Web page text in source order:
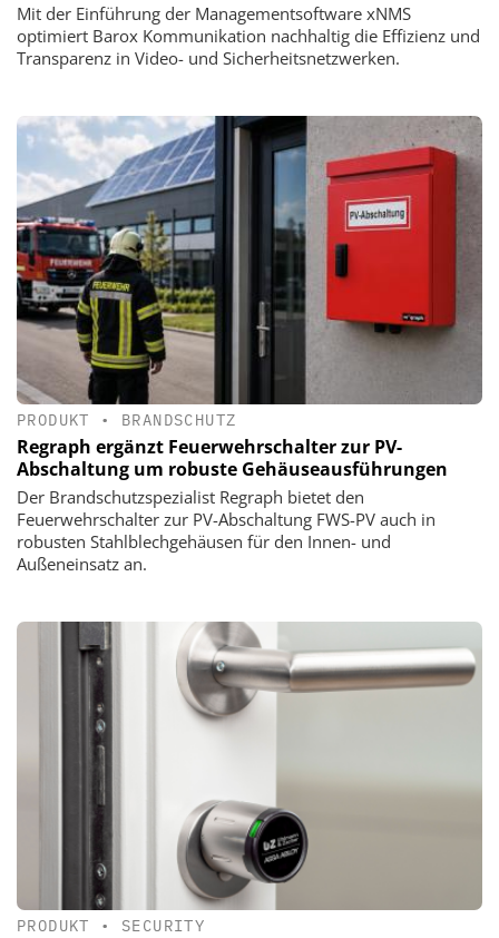
Mit der Einführung der Managementsoftware xNMS
optimiert Barox Kommunikation nachhaltig die Effizienz und
Transparenz in Video- und Sicherheitsnetzwerken.
PRODUKT • BRANDSCHUTZ
Regraph ergänzt Feuerwehrschalter zur PV-
Abschaltung um robuste Gehäuseausführungen
Der Brandschutzspezialist Regraph bietet den
Feuerwehrschalter zur PV-Abschaltung FWS-PV auch in
robusten Stahlblechgehäusen für den Innen- und
Außeneinsatz an.
PRODUKT • SECURITY